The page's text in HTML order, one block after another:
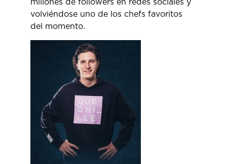
millones de followers en redes sociales y
volviéndose uno de los chefs favoritos
del momento.